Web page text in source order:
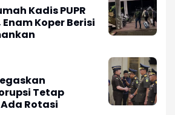
Kadis PUPR
Koper Berisi
Tetap
Rotasi